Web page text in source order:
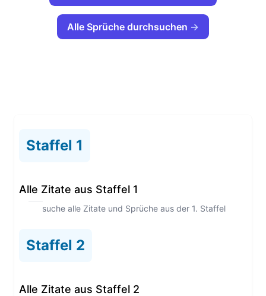
Alle Sprüche durchsuchen →
Staffel 1
Alle Zitate aus Staffel 1
Durchsuche alle Zitate und Sprüche aus der 1. Staffel
Staffel 2
Alle Zitate aus Staffel 2